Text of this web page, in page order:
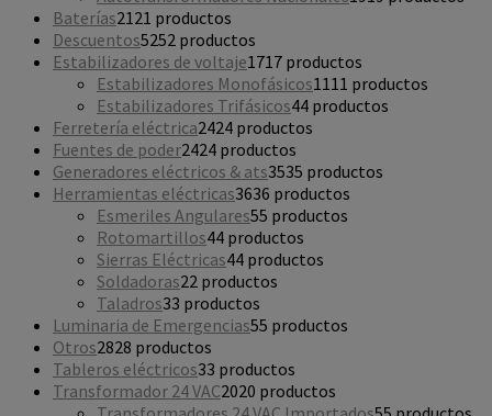
Baterías21 21 productos
Descuentos5252 productos
Estabilizadores de voltaje1717 productos
Estabilizadores Monofásicos11 11 productos
Estabilizadores Trifásicos44 productos
Ferretería eléctrica2424 productos
Fuentes de poder2424 productos
Generadores eléctricos & ats3535 productos
Herramientas eléctricas3636 productos
Esmeriles Angulares55 productos
Rotomartillos44 productos
Sierras Eléctricas44 productos
Soldadoras22 productos
Taladros33 productos
Luminaria de Emergencias55 productos
Otros2828 productos
Tableros eléctricos33 productos
Transformador 24 VAC2020 productos